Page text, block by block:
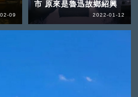
09
市 原來是魯迅故鄉紹興
2022-01-12